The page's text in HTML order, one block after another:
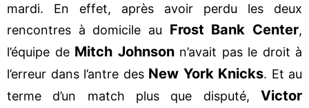
mardi. En effet, après avoir perdu les deux
rencontres à domicile au Frost Bank Center,
l’équipe de Mitch Johnsonn’avait pas le droit à
l’erreur dans l’antre des New York Knicks. Et au
terme d’un match plus que disputé, Victor